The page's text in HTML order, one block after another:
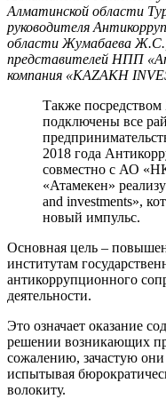
Алматинской области
руководителя
области Жумабаева Ж.С.,
представителей НПП
компания «KAZAKH
Также
подключены все
2018 года
совместно с АО
«Атамекен»
and investments»,
новый импульс.
Основная цель –
институтам
антикоррупционного
деятельности.
Это означает оказание
решении возникающих
сожалению, зачастую
испытывая
волокиту.